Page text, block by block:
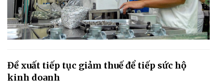
Đề xuất tiếp tục giảm thuế để tiếp sức hộ
kinh doanh